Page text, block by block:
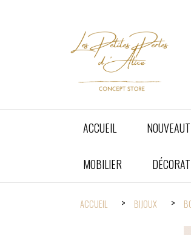
ACCUEIL
MOBILIER
ACCUEIL BIJOUX